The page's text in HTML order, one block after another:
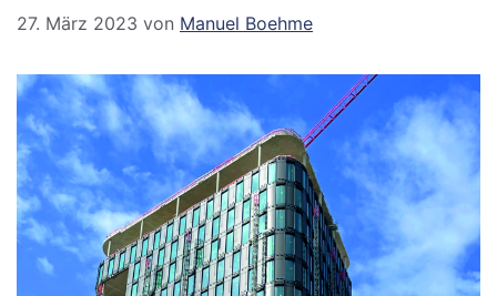
27. März 2023 von Manuel Boehme